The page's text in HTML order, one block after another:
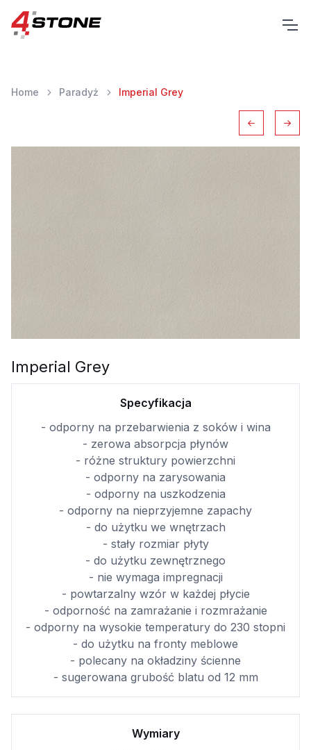
Home Paradyż Imperial Grey
Imperial Grey
Specyfikacja
- odporny na przebarwienia z soków i wina
- zerowa absorpcja płynów
- różne struktury powierzchni
- odporny na zarysowania
- odporny na uszkodzenia
- odporny na nieprzyjemne zapachy
- do użytku we wnętrzach
- stały rozmiar płyty
- do użytku zewnętrznego
- nie wymaga impregnacji
- powtarzalny wzór w każdej płycie
- odporność na zamrażanie i rozmrażanie
- odporny na wysokie temperatury do 230 stopni
- do użytku na fronty meblowe
- polecany na okładziny ścienne
- sugerowana grubość blatu od 12 mm
Wymiary